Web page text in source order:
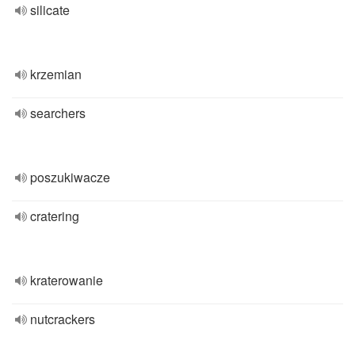
silicate
krzemian
searchers
poszukiwacze
cratering
kraterowanie
nutcrackers